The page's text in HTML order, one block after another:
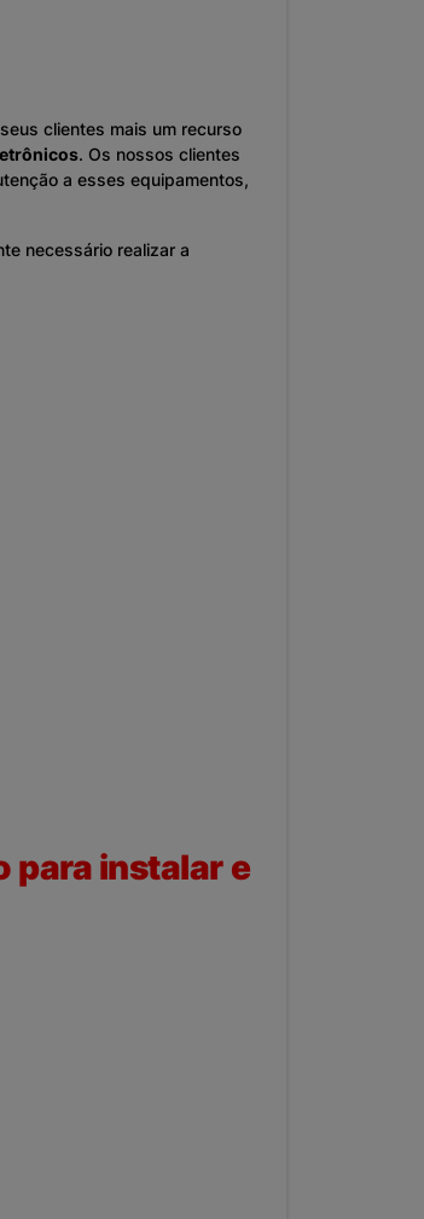
clientes mais um recurso
. Os nossos clientes
a esses equipamentos,
necessário realizar a
para instalar e